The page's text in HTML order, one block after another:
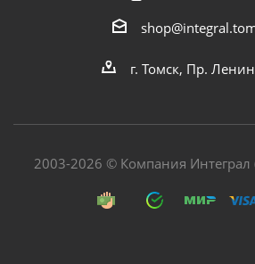
г. Томск, Пр.
2003-2026 © Компания Интеграл